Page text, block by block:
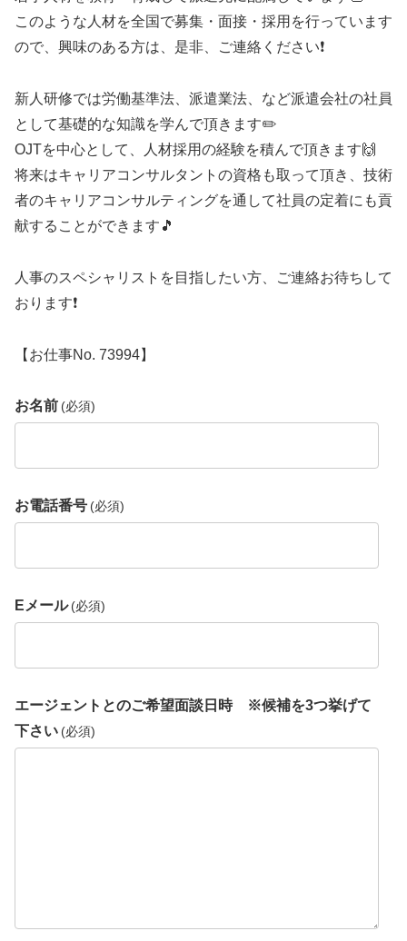
このような人材を全国で募集・面接・採用を行っています
ので、興味のある方は、是非、ご連絡ください❗
新人研修では労働基準法、派遣業法、など派遣会社の社員
として基礎的な知識を学んで頂きます✏️
OJTを中心として、人材採用の経験を積んで頂きます🙌
将来はキャリアコンサルタントの資格も取って頂き、技術
者のキャリアコンサルティングを通して社員の定着にも貢
献することができます🎵
人事のスペシャリストを目指したい方、ご連絡お待ちして
おります❗
【お仕事No. 73994】
お名前 (必須)
お電話番号 (必須)
Eメール (必須)
エージェントとのご希望面談日時 ※候補を3つ挙げて
下さい (必須)